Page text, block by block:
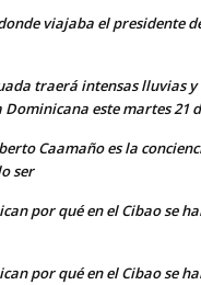
viajaba el presidente
traerá intensas lluvias
Dominicana este martes 21
Caamaño es la
ser
por qué en el Cibao se
por qué en el Cibao se